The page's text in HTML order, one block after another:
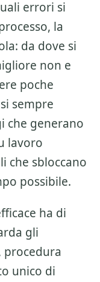
errori si
la
da dove si
non e
poche
sempre
che generano
lavoro
che sbloccano
possibile.
ha di
gli
procedura
unico di